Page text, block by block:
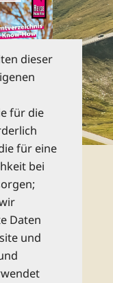
Sie
Neuheiten
Know-
dieser
für die
für eine
bei
Daten
und